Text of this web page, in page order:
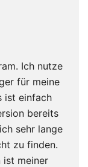
Ich nutze
für meine
ist einfach
bereits
sehr lange
zu finden.
ist meiner